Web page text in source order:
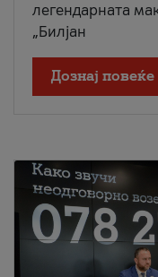
легендарната
„Билјан
Дознај повеќе